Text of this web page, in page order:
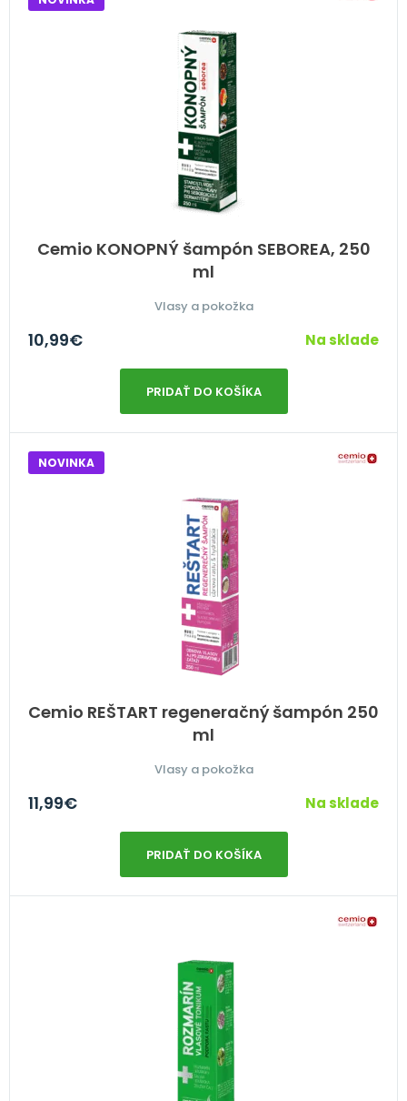
Cemio KONOPNÝ šampón SEBOREA, 250
ml
Vlasy a pokožka
10,99€ Na sklade
PRIDAŤ DO KOŠÍKA
Cemio REŠTART regeneračný šampón 250
ml
NOVINKA
Vlasy a pokožka
11,99€ Na sklade
PRIDAŤ DO KOŠÍKA